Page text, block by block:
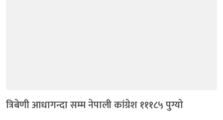
त्रिबेणी आधागन्दा सम्म नेपाली कांग्रेश १११८५ पुग्याे